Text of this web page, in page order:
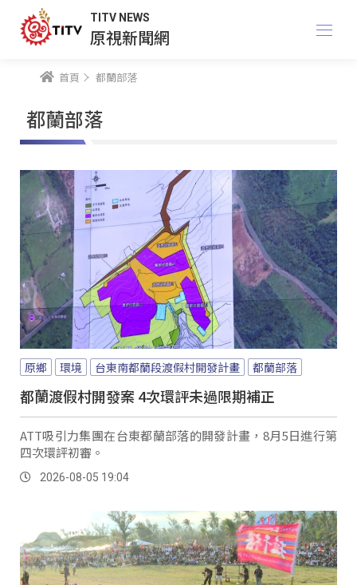
TITV NEWS
原視新聞網
首頁 都蘭部落
都蘭部落
原鄉 環境 台東南都蘭段渡假村開發計畫 都蘭部落
都蘭渡假村開發案 4次環評未過限期補正
ATT吸引力集團在台東都蘭部落的開發計畫，8月5日進行第
四次環評初審。
2026-08-05 19:04